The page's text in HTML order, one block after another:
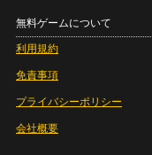
無料ゲームについて
利用規約
免責事項
プライバシーポリシー
会社概要